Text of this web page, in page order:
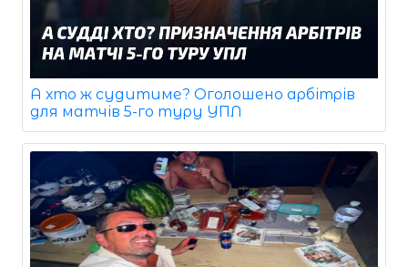
А хто ж судитиме? Оголошено арбітрів
для матчів 5-го туру УПЛ